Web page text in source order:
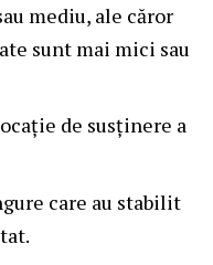
mediu, ale căror
sunt mai mici sau
de susținere a
care au stabilit